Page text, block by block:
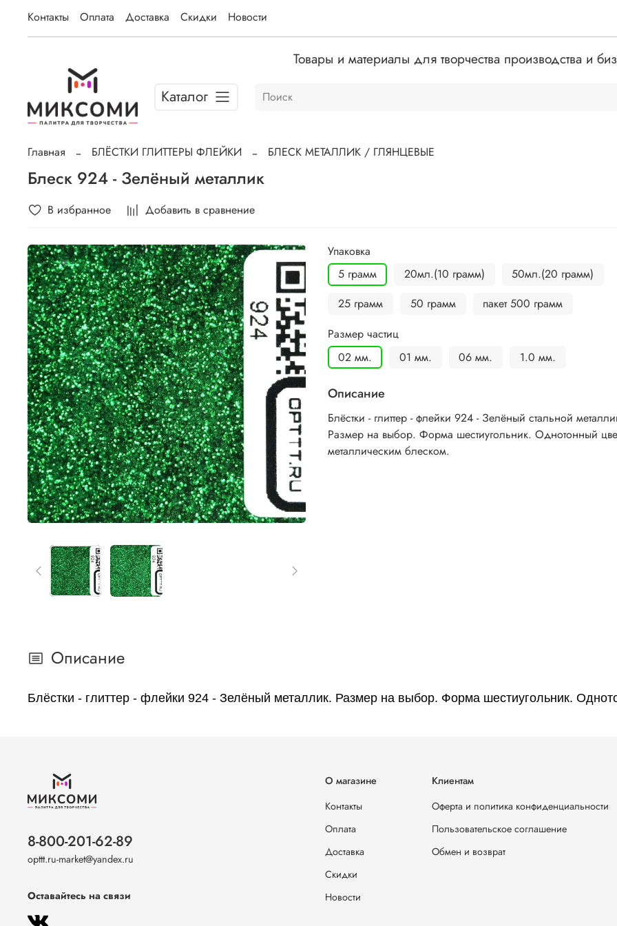
Контакты Оплата Доставка Скидки Новости
Товары и материалы для творчества производства и
Каталог
Главная БЛЁСТКИ ГЛИТТЕРЫ ФЛЕЙКИ БЛЕСК МЕТАЛЛИК / ГЛЯНЦЕВЫЕ
Блеск 924 - Зелёный металлик
В избранное Добавить в сравнение
Упаковка
5 грамм
20мл.(10 грамм)
50мл.(20 грамм)
25 грамм
50 грамм
пакет 500 грамм
Размер частиц
02 мм.
01 мм. 06 мм. 1.0 мм.
Описание
Блёстки - глиттер - флейки 924 - Зелёный стальной
Размер на выбор. Форма шестиугольник. Однотонный
металлическим блеском.
Описание
Блёстки - глиттер - флейки 924 - Зелёный металлик. Размер на выбор. Форма шестиугольник.
О магазине
Контакты
Оплата
Доставка
Скидки
Новости
Клиентам
Оферта и политика конфиденциальности
Пользовательское соглашение
Обмен и возврат
8-800-201-62-89
opttt.ru-market@yandex.ru
Оставайтесь на связи